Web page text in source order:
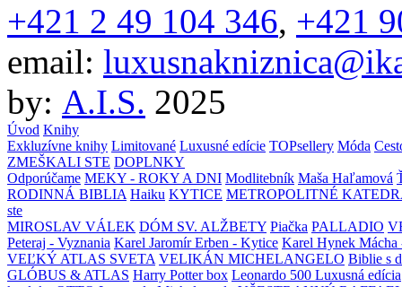
+421 2 49 104 346, +421
email:
by: A.I.S. 2025
Úvod Knihy
Exkluzívne knihy Limitované Luxusné edície TOPsellery Móda
ZMEŠKALI STE DOPLNKY
Odporúčame MEKY - ROKY A DNI Modlitebník Maša Haľamová
RODINNÁ BIBLIA Haiku KYTICE METROPOLITNÉ
ste
MIROSLAV VÁLEK DÓM SV. ALŽBETY Piačka PALLADIO
Peteraj - Vyznania Karel Jaromír Erben - Kytice Karel Hynek Mácha
VEĽKÝ ATLAS SVETA VELIKÁN MICHELANGELO Biblie s
GLÓBUS & ATLAS Harry Potter box Leonardo 500 Luxusná edícia